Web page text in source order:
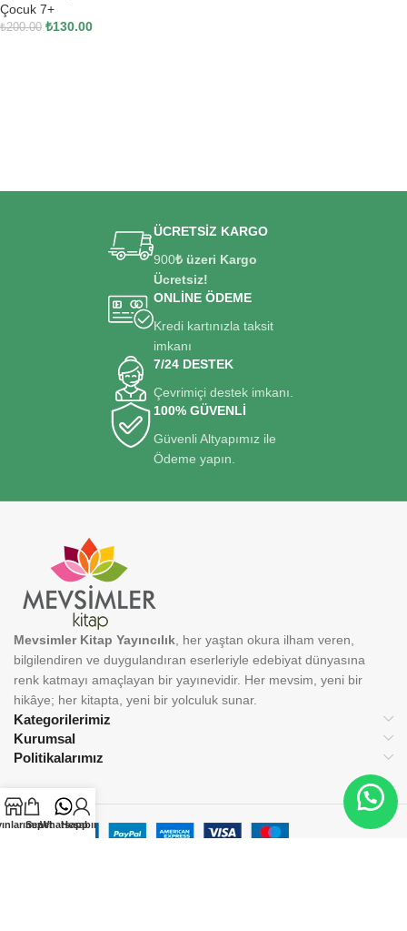
Çocuk 7+
₺200.00 ₺130.00
ÜCRETSİZ KARGO
900₺ üzeri Kargo
Ücretsiz!
ONLİNE ÖDEME
Kredi kartınızla taksit
imkanı
7/24 DESTEK
Çevrimiçi destek imkanı.
100% GÜVENLİ
Güvenli Altyapımız ile
Ödeme yapın.
Kategorilerimiz
Kurumsal
Politikalarımız
Mevsimler Kitap Yayıncılık , her yaştan okura ilham veren,
bilgilendiren ve duygulandıran eserleriyle edebiyat dünyasına
renk katmayı amaçlayan bir yayınevidir. Her mevsim, yeni bir
hikâye; her kitapta, yeni bir yolculuk sunar.
SepetWhatsapp
Hesabım